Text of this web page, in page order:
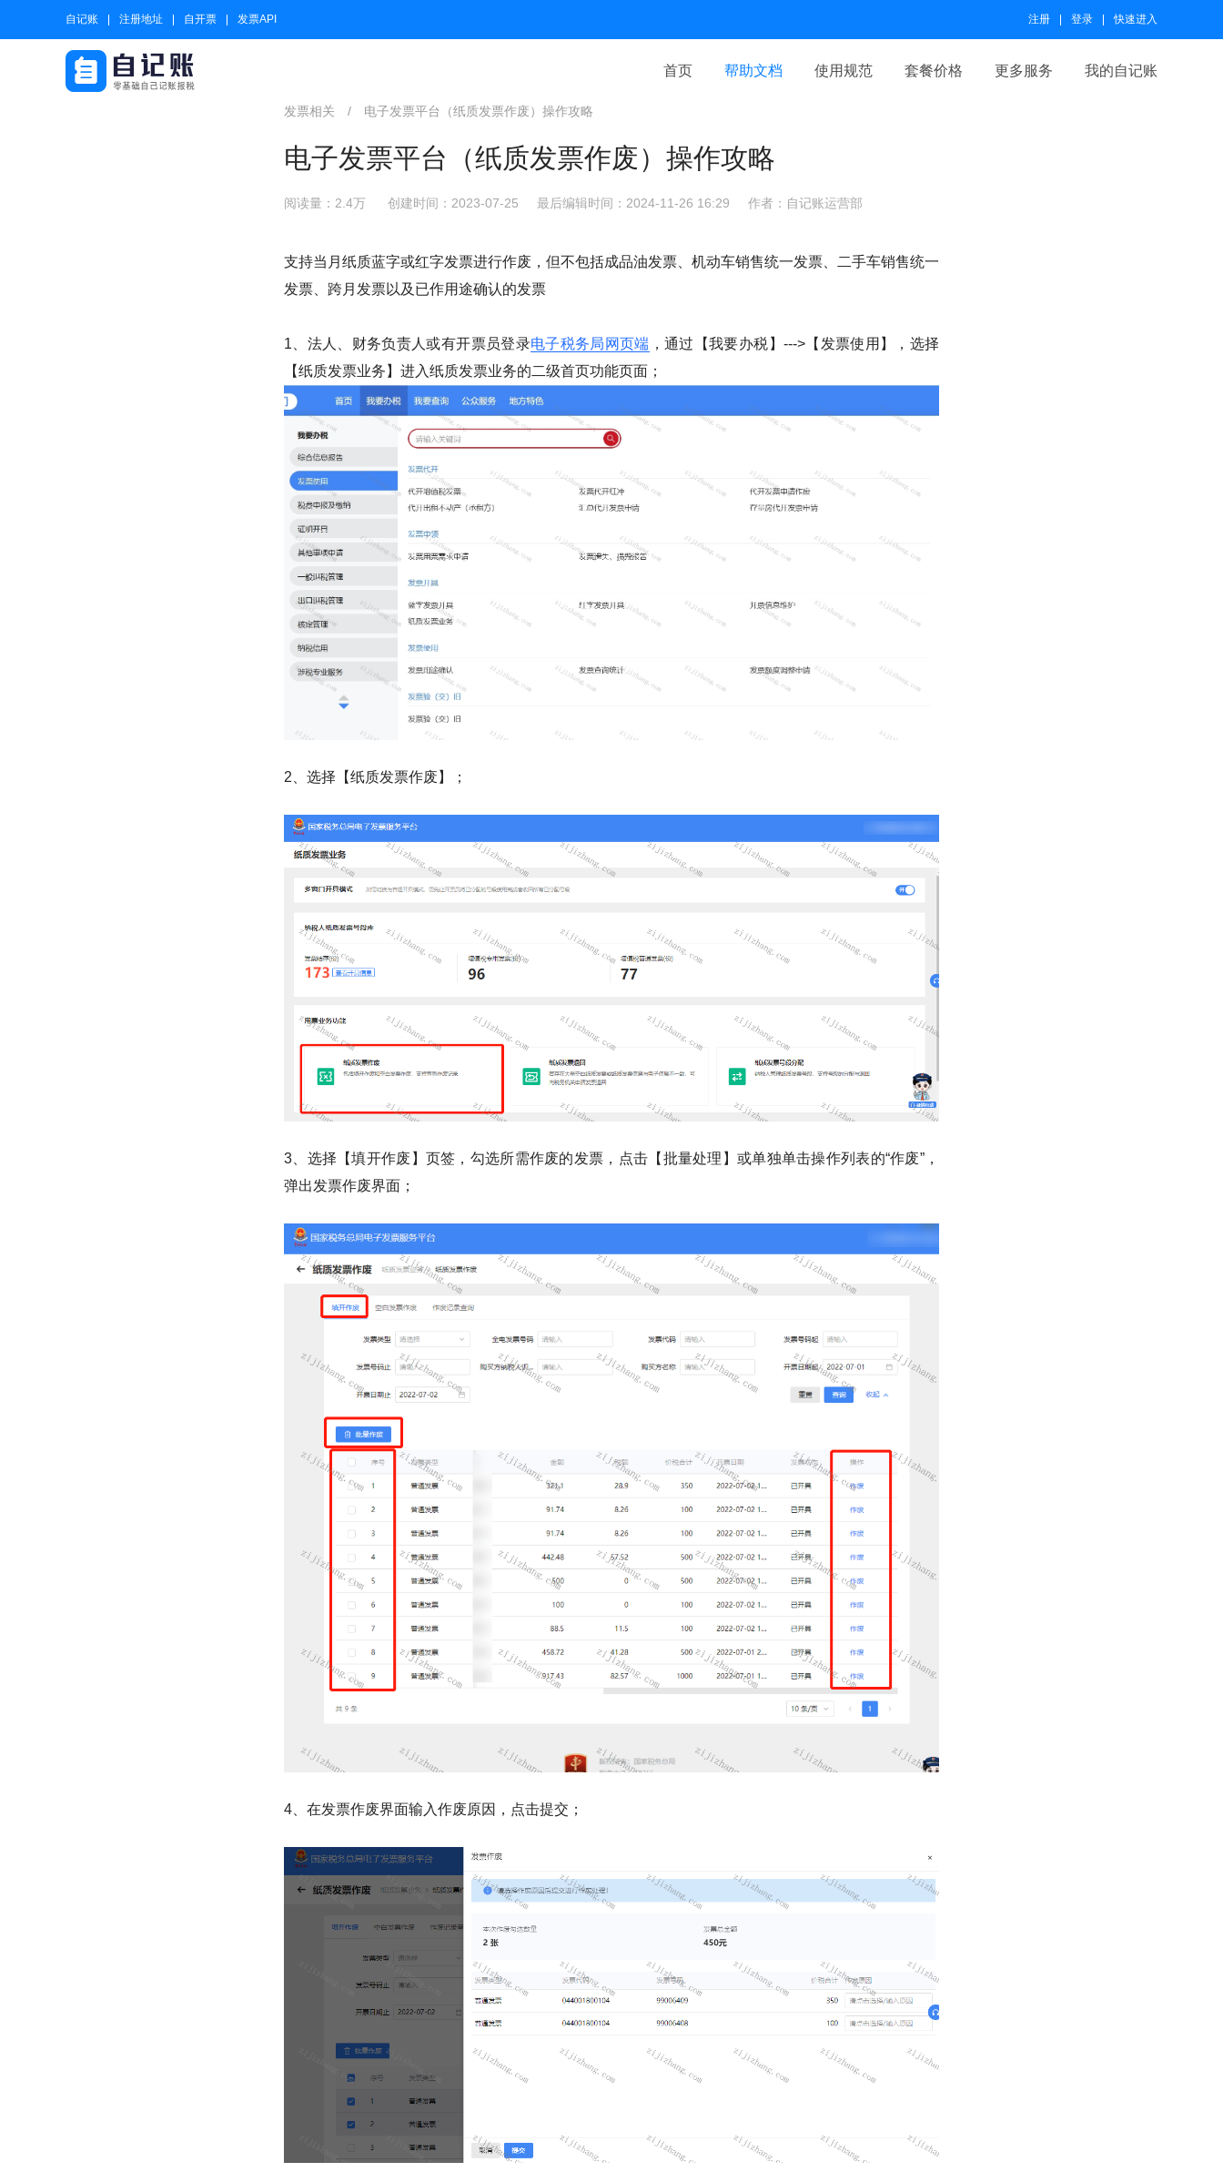
自记账 注册地址 自开票 发票API 注册 登录 快速进入
首页 帮助文档 使用规范 套餐价格 更多服务 我的自记账
发票相关 / 电子发票平台（纸质发票作废）操作攻略
电子发票平台（纸质发票作废）操作攻略
阅读量：2.4万 创建时间：2023-07-25 最后编辑时间：2024-11-26 16:29 作者：自记账运营部
支持当月纸质蓝字或红字发票进行作废，但不包括成品油发票、机动车销售统一发票、二手车销售统一
发票、跨月发票以及已作用途确认的发票
1、法人、财务负责人或有开票员登录电子税务局网页端 ，通过【我要办税】--->【发票使用】，选择
【纸质发票业务】进入纸质发票业务的二级首页功能页面；
2、选择【纸质发票作废】；
3、选择【填开作废】页签，勾选所需作废的发票，点击【批量处理】或单独单击操作列表的“作废”，
弹出发票作废界面；
4、在发票作废界面输入作废原因，点击提交；